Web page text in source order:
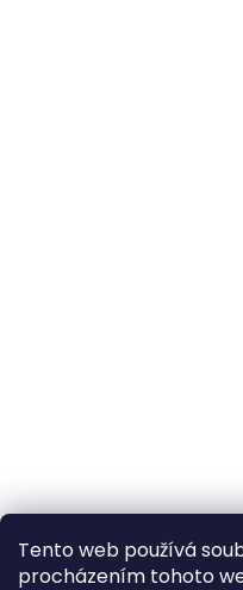
Tento web používá
procházením tohoto